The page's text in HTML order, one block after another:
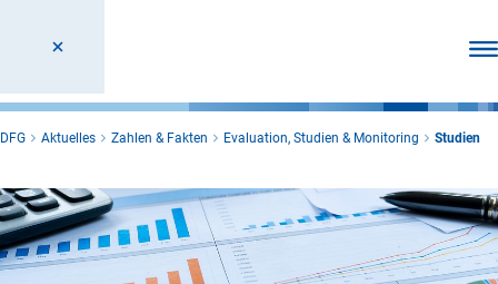
DFG Aktuelles Zahlen & Fakten Evaluation, Studien & Monitoring Studien